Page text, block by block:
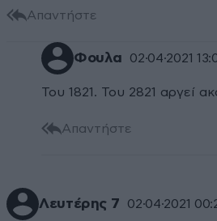
Απαντήστε
Φουλα 02·04·2021
Του 1821. Του 2821 αργεί
Απαντήστε
Λευτέρης 7 02·04·2021